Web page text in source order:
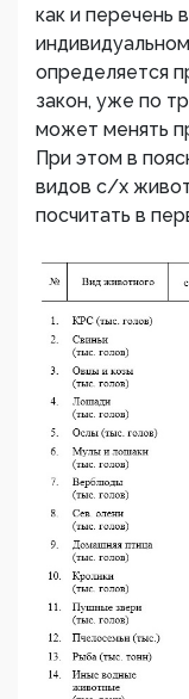
как и перечень
определяется
закон, уже по
может менять
При этом в
видов с/х
посчитать в